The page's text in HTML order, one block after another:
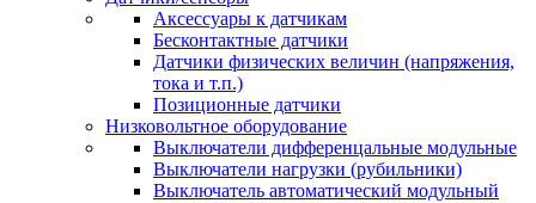
Аксессуары к датчикам
Бесконтактные датчики
Датчики физических величин (напряжения,
тока и т.п.)
Позиционные датчики
Низковольтное оборудование
Выключатели дифференцальные модульные
Выключатели нагрузки (рубильники)
Выключатель автоматический модульный